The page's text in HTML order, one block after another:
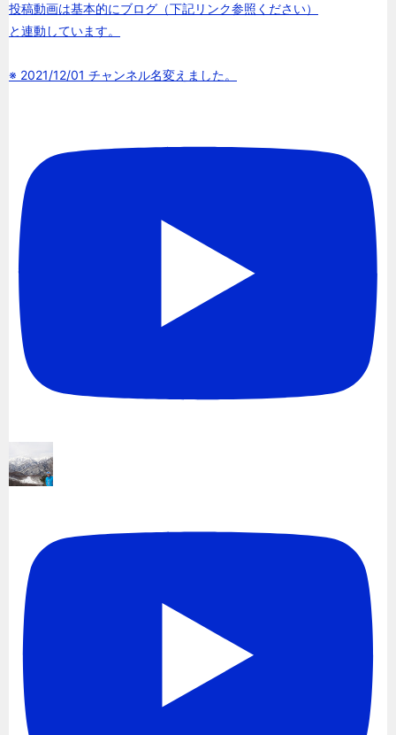
投稿動画は基本的にブログ（下記リンク参照ください）
と連動しています。
※ 2021/12/01 チャンネル名変えました。